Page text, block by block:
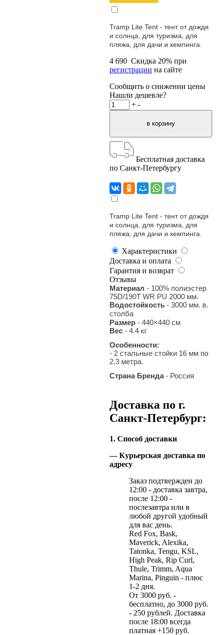
Tramp Lite Tent - тент от дождя
и солнца, для туризма, для
пляжа, для дачи и кемпинга.
4 690 Скидка 20% при
регистрации на сайте
Сообщить о снижении цены
Нашли дешевле?
+ -
Бесплатная доставка
по Санкт-Петербургу
Tramp Lite Tent - тент от дождя
и солнца, для туризма, для
пляжа, для дачи и кемпинга.
Характеристики
Доставка и оплата
Гарантия и возврат
Отзывы
Материал - 100% полиэстер
75D/190T WR PU 2000 мм.
Водостойкость - 3000 мм. в.
столба
Размер - 440×440 см
Вес - 4.4 кг
Особенности:
- 2 стальные стойки 16 мм по
2.3 метра.
Страна Бренда- Россия
Доставка по г.
Санкт-Петербург:
1. Способ доставки
— Курьерская доставка по
адресу
Заказ подтвержден до
12:00 - доставка завтра,
после 12:00 -
послезавтра или в
любой другой удобный
для вас день.
Red Fox, Bask,
Maverick, Alexika,
Tatonka, Tengu, KSL,
High Peak, Rip Curl,
Thule, Trimm, Aqua
Marina, Pinguin - плюс
1-2 дня.
От 3000 руб. -
бесплатно, до 3000 руб.
- 250 рублей. Доставка
после 18:00 всегда
платная +150 руб.